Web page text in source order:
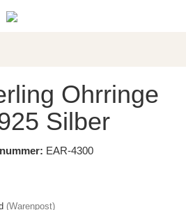
Ohrringe
Silber
EAR-4300
(Warenpost)